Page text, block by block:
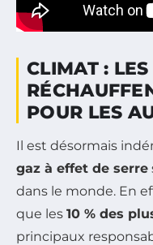
CLIMAT :
POUR LES
Il est désormais
gaz à effet de serre
dans le monde. En
que les 10 % des
principaux